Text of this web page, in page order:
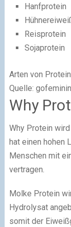
Hanfprotein
Reisprotein
Sojaprotein
Arten von
Quelle: gofeminin
Why
Why Protein
hat einen hohen
Menschen mit
vertragen.
Molke Protein
Hydrolysat
somit der